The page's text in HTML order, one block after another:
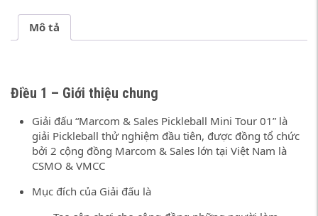
Tour
26.7.25
Mô tả
Điều 1 – Giới thiệu chung
Giải đấu “Marcom & Sales Pickleball Mini Tour 01” là
giải Pickleball thử nghiệm đầu tiên, được đồng tổ chức
bởi 2 cộng đồng Marcom & Sales lớn tại Việt Nam là
CSMO & VMCC
Mục đích của Giải đấu là